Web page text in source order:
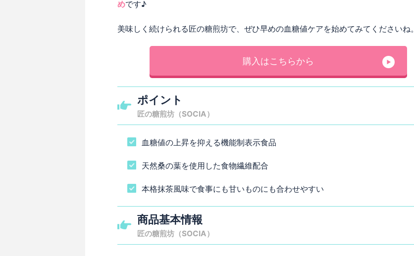
めです♪
美味しく続けられる匠の糖煎坊で、ぜひ早めの血糖値ケアを始めてみてくださいね。
購入はこちらから
ポイント
匠の糖煎坊（SOCIA）
血糖値の上昇を抑える機能制表示食品
天然桑の葉を使用した食物繊維配合
本格抹茶風味で食事にも甘いものにも合わせやすい
商品基本情報
匠の糖煎坊（SOCIA）